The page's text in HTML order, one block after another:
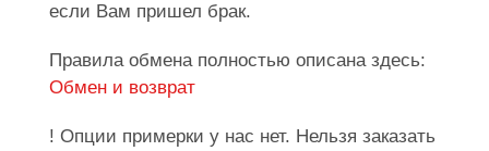
если Вам пришел брак.
Правила обмена полностью описана здесь:
Обмен и возврат
! Опции примерки у нас нет. Нельзя заказать